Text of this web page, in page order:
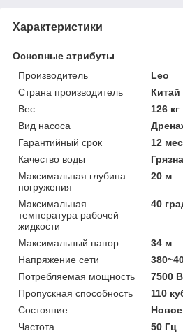
Характеристики
Основные атрибуты
Производитель
Leo
Страна производитель
Китай
Вес
126 кг
Вид насоса
Гарантийный срок
12 мес
Качество воды
Максимальная глубина
погружения
20 м
Максимальная
температура рабочей
жидкости
40
Максимальный напор
34 м
Напряжение сети
Потребляемая мощность
7500
Пропускная способность
110
Состояние
Новое
Частота
50 Гц